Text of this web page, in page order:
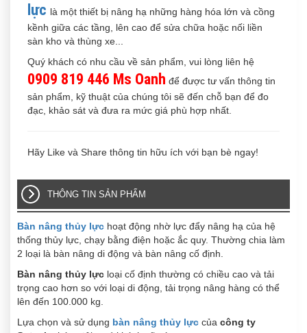
lực là một thiết bị nâng hạ những hàng hóa lớn và cồng
kềnh giữa các tầng, lên cao để sửa chữa hoặc nối liền
sàn kho và thùng xe...
Quý khách có nhu cầu về sản phẩm, vui lòng liên hệ
0909 819 446 Ms Oanh để được tư vấn thông tin
sản phẩm, kỹ thuật của chúng tôi sẽ đến chỗ bạn để đo
đạc, khảo sát và đưa ra mức giá phù hợp nhất.
Hãy Like và Share thông tin hữu ích với bạn bè ngay!
THÔNG TIN SẢN PHẨM
Bàn nâng thủy lực hoạt động nhờ lực đẩy nâng hạ của hệ
thống thủy lực, chạy bằng điện hoặc ắc quy. Thường chia làm
2 loại là bàn nâng di động và bàn nâng cố định.
Bàn nâng thủy lực loại cố định thường có chiều cao và tải
trọng cao hơn so với loại di động, tải trọng nâng hàng có thể
lên đến 100.000 kg.
Lựa chọn và sử dụng bàn nâng thủy lực của công ty